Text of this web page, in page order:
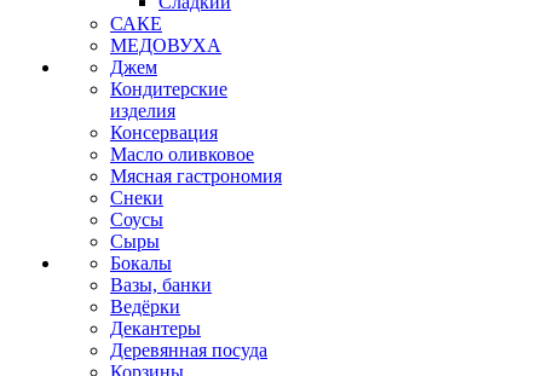
САКЕ
МЕДОВУХА
Джем
Кондитерские
изделия
Консервация
Масло оливковое
Мясная гастрономия
Снеки
Соусы
Сыры
Бокалы
Вазы, банки
Ведёрки
Декантеры
Деревянная посуда
Корзины